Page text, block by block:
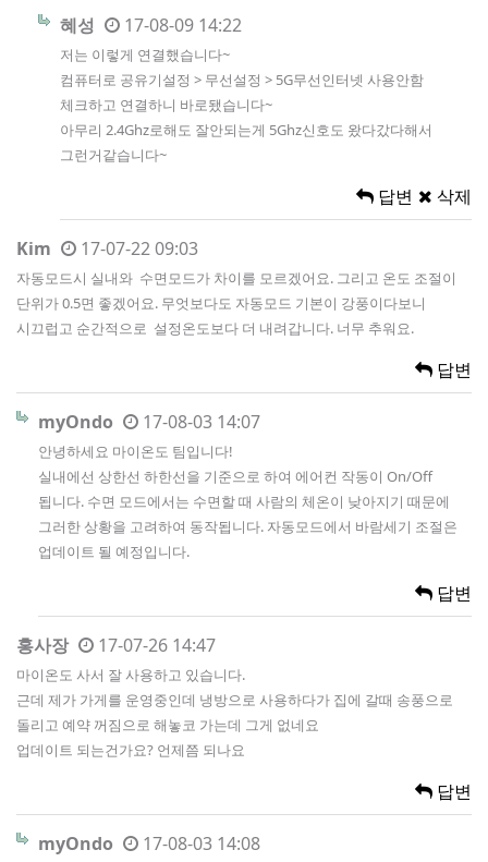
혜성 17-08-09 14:22
저는 이렇게 연결했습니다~
컴퓨터로 공유기설정 > 무선설정 > 5G무선인터넷 사용안함
체크하고 연결하니 바로됐습니다~
아무리 2.4Ghz로해도 잘안되는게 5Ghz신호도 왔다갔다해서
그런거같습니다~
답변 삭제
Kim 17-07-22 09:03
자동모드시 실내와 수면모드가 차이를 모르겠어요. 그리고 온도 조절이
단위가 0.5면 좋겠어요. 무엇보다도 자동모드 기본이 강풍이다보니
시끄럽고 순간적으로 설정온도보다 더 내려갑니다. 너무 추워요.
답변
myOndo 17-08-03 14:07
안녕하세요 마이온도 팀입니다!
실내에선 상한선 하한선을 기준으로 하여 에어컨 작동이 On/Off
됩니다. 수면 모드에서는 수면할 때 사람의 체온이 낮아지기 때문에
그러한 상황을 고려하여 동작됩니다. 자동모드에서 바람세기 조절은
업데이트 될 예정입니다.
답변
홍사장 17-07-26 14:47
마이온도 사서 잘 사용하고 있습니다.
근데 제가 가게를 운영중인데 냉방으로 사용하다가 집에 갈때 송풍으로
돌리고 예약 꺼짐으로 해놓코 가는데 그게 없네요
업데이트 되는건가요? 언제쯤 되나요
답변
myOndo 17-08-03 14:08